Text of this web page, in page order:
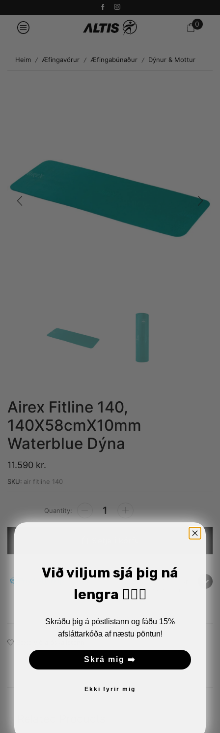
0
Heim / Æfingavörur / Æfingabúnaður / Dýnur & Mottur
Airex Fitline 140,
140X58cmX10mm
Waterblue Dýna
11.590 kr.
SKU: air fitline 140
Alternative:
Við viljum sjá þig ná
lengra 🏋🏼‍♂️
Skráðu þig á póstlistann og fáðu 15%
afsláttarkóða af næstu pöntun!
Skrá mig ➡️
Ekki fyrir mig